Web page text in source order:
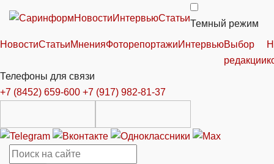
НовостиИнтервьюСтатьи
Темный режим
НовостиСтатьиМненияФоторепортажиИнтервьюВыбор
редакции
Телефоны для связи
+7 (8452) 659-600 +7 (917) 982-81-37